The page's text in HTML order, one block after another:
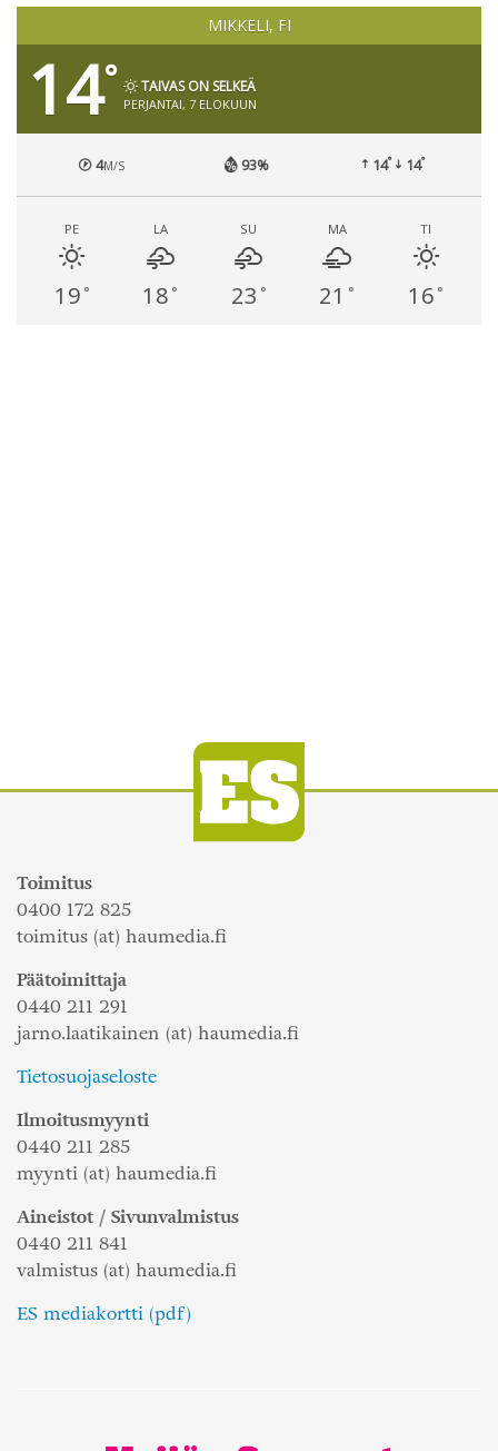
MIKKELI, FI
14° TAIVAS ON SELKEÄ
PERJANTAI, 7 ELOKUUN
4M/S 93% 14° 14°
PE
19 °
LA
18 °
SU
23 °
MA
21 °
TI
16 °
Toimitus
0400 172 825
toimitus (at) haumedia.fi
Päätoimittaja
0440 211 291
jarno.laatikainen (at) haumedia.fi
Tietosuojaseloste
Ilmoitusmyynti
0440 211 285
myynti (at) haumedia.fi
Aineistot / Sivunvalmistus
0440 211 841
valmistus (at) haumedia.fi
ES mediakortti (pdf)